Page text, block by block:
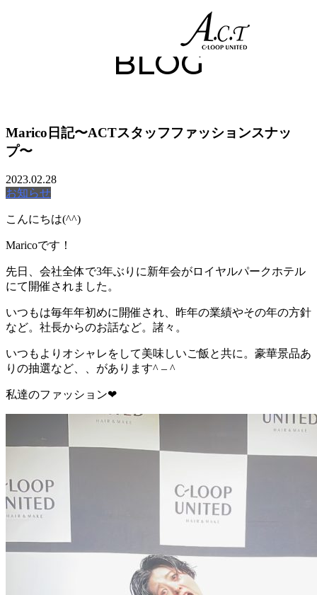
045-562-9955
BLOG
Marico日記〜ACTスタッフファッションスナッ
プ〜
2023.02.28
お知らせ
こんにちは(^^)
Maricoです！
先日、会社全体で3年ぶりに新年会がロイヤルパークホテル
にて開催されました。
いつもは毎年年初めに開催され、昨年の業績やその年の方針
など。社長からのお話など。諸々。
いつもよりオシャレをして美味しいご飯と共に。豪華景品あ
りの抽選など、、があります^ – ^
私達のファッション❤︎